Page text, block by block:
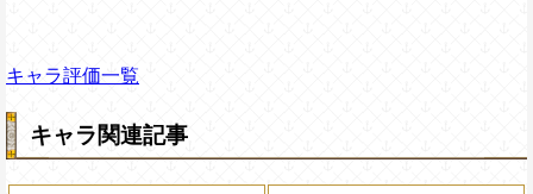
キャラ評価一覧
キャラ関連記事